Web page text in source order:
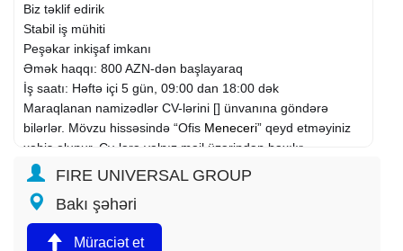
Biz təklif edirik
Stabil iş mühiti
Peşəkar inkişaf imkanı
Əmək haqqı: 800 AZN-dən başlayaraq
İş saatı: Həftə içi 5 gün, 09:00 dan 18:00 dək
Maraqlanan namizədlər CV-lərini [] ünvanına göndərə
bilərlər. Mövzu hissəsində “Ofis Meneceri” qeyd etməyiniz
xahiş olunur. Cv-lərə yalnız mail üzərindən baxılır.
Gündəlik ofis işlərinin koordinasiyası
Sənədlərin hazırlanması və arxivləşdirilməsi
Rəhbərliyin tapşırıqlarının vaxtında icrası
Mal-giriş çıxışı və ödənişlərin tənzimlənməsi.
FIRE UNIVERSAL GROUP
Bakı şəhəri
Müraciət et